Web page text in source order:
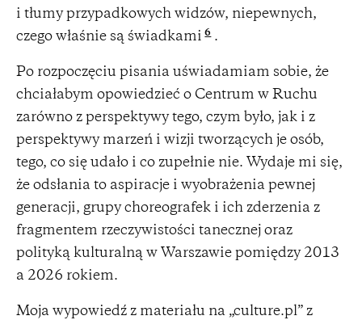
i tłumy przypadkowych widzów, niepewnych,
czego właśnie są świadkami 6 .
Po rozpoczęciu pisania uświadamiam sobie, że
chciałabym opowiedzieć o Centrum w Ruchu
zarówno z perspektywy tego, czym było, jak i z
perspektywy marzeń i wizji tworzących je osób,
tego, co się udało i co zupełnie nie. Wydaje mi się,
że odsłania to aspiracje i wyobrażenia pewnej
generacji, grupy choreografek i ich zderzenia z
fragmentem rzeczywistości tanecznej oraz
polityką kulturalną w Warszawie pomiędzy 2013
a 2026 rokiem.
Moja wypowiedź z materiału na „culture.pl” z